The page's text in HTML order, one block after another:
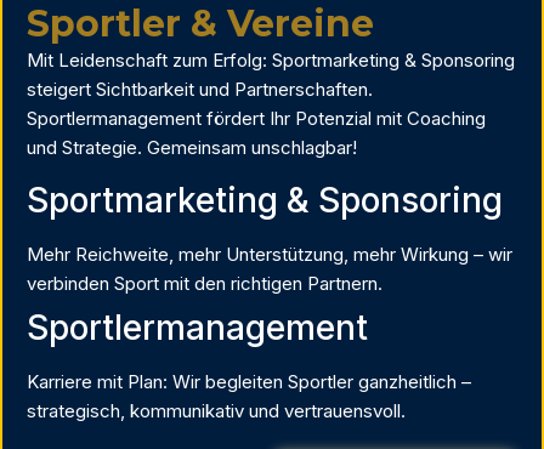
Sportler & Vereine
Mit Leidenschaft zum Erfolg: Sportmarketing & Sponsoring
steigert Sichtbarkeit und Partnerschaften.
Sportlermanagement fördert Ihr Potenzial mit Coaching
und Strategie. Gemeinsam unschlagbar!
Sportmarketing & Sponsoring
Mehr Reichweite, mehr Unterstützung, mehr Wirkung – wir
verbinden Sport mit den richtigen Partnern.
Sportlermanagement
Karriere mit Plan: Wir begleiten Sportler ganzheitlich –
strategisch, kommunikativ und vertrauensvoll.